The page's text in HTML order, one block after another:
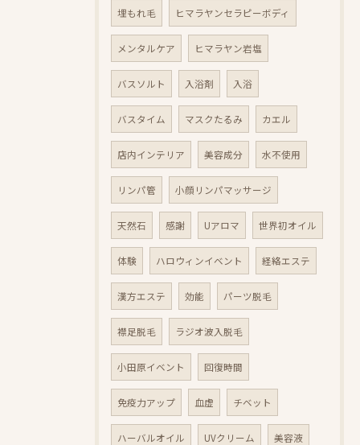
埋もれ毛 ヒマラヤンセラピーボディ
メンタルケア ヒマラヤン岩塩
バスソルト 入浴剤 入浴
バスタイム マスクたるみ カエル
店内インテリア 美容成分 水不使用
リンパ管 小顔リンパマッサージ
天然石 感謝 Uアロマ 世界初オイル
体験 ハロウィンイベント 経絡エステ
漢方エステ 効能 パーツ脱毛
襟足脱毛 ラジオ波入脱毛
小田原イベント 回復時間
免疫力アップ 血虚 チベット
ハーバルオイル UVクリーム 美容液